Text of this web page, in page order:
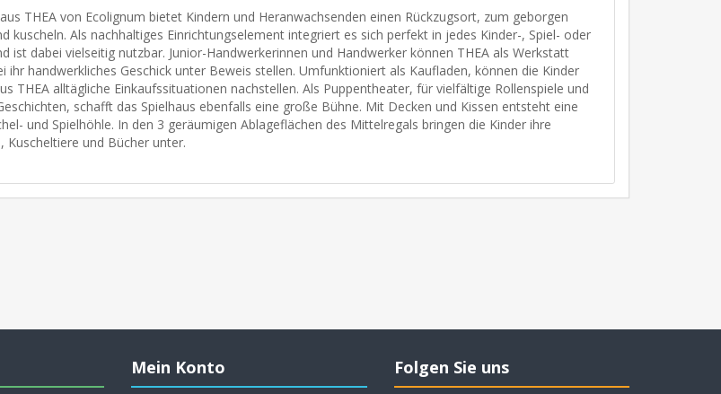
THEA von Ecolignum bietet Kindern und Heranwachsenden einen Rückzugsort, zum geborgen
kuscheln. Als nachhaltiges Einrichtungselement integriert es sich perfekt in jedes Kinder-, Spiel- oder
ist dabei vielseitig nutzbar. Junior-Handwerkerinnen und Handwerker können THEA als Werkstatt
ihr handwerkliches Geschick unter Beweis stellen. Umfunktioniert als Kaufladen, können die Kinder
THEA alltägliche Einkaufssituationen nachstellen. Als Puppentheater, für vielfältige Rollenspiele und
schafft das Spielhaus ebenfalls eine große Bühne. Mit Decken und Kissen entsteht eine
und Spielhöhle. In den 3 geräumigen Ablageflächen des Mittelregals bringen die Kinder ihre
Kuscheltiere und Bücher unter.
Mein Konto Folgen Sie uns